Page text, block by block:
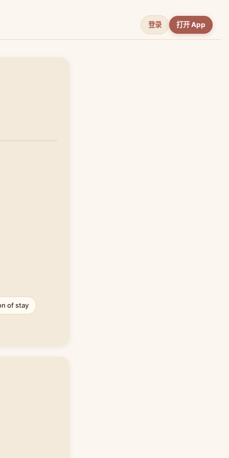
登录 打开 App
of stay